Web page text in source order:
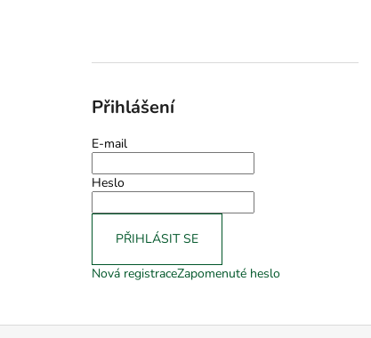
Přihlášení
E-mail
Heslo
PŘIHLÁSIT SE
Nová registraceZapomenuté heslo